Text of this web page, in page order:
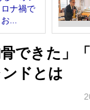
ナ禍で
...
できた」
ドとは